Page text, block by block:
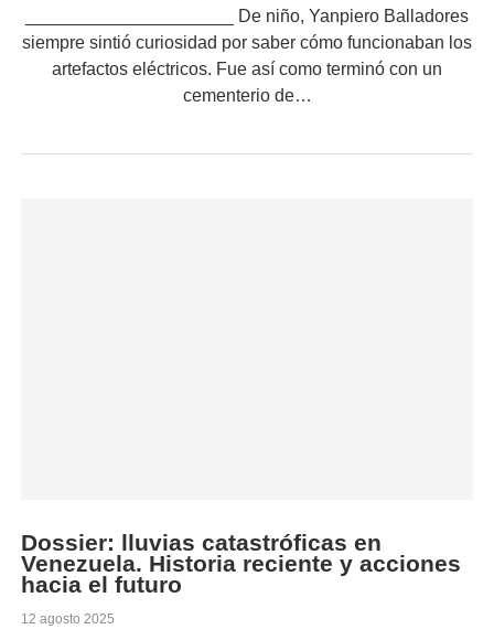
_____________________ De niño, Yanpiero Balladores
siempre sintió curiosidad por saber cómo funcionaban los
artefactos eléctricos. Fue así como terminó con un
cementerio de…
Dossier: lluvias catastróficas en
Venezuela. Historia reciente y acciones
hacia el futuro
12 agosto 2025